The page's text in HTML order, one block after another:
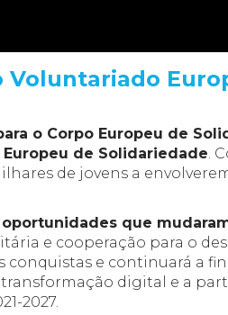
o Corpo Europeu de
de Solidariedade.
de jovens a
que
e cooperação para o
conquistas e continuará a
digital e a
2027.